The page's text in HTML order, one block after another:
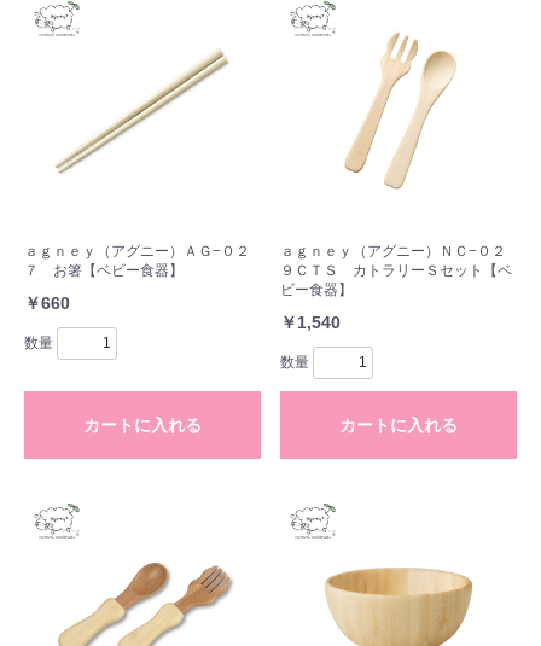
ａｇｎｅｙ（アグニー）ＡＧ−０２
７ お箸【ベビー食器】
￥660
数量
カートに入れる
ａｇｎｅｙ（アグニー）ＮＣ−０２
９ＣＴＳ カトラリーＳセット【ベ
ビー食器】
￥1,540
数量
カートに入れる